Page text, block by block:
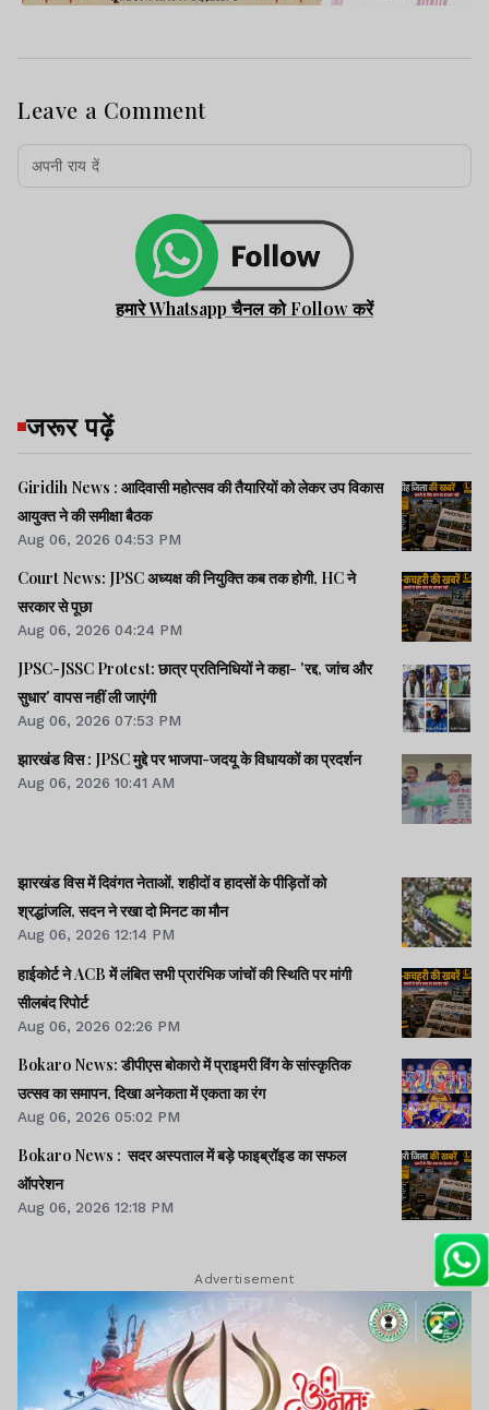
Leave a Comment
हमारे Whatsapp चैनल को Follow करें
जरूर पढ़ें
Giridih News : आदिवासी महोत्सव की तैयारियों को लेकर उप विकास
आयुक्त ने की समीक्षा बैठक
Aug 06, 2026 04:53 PM
Court News: JPSC अध्यक्ष की नियुक्ति कब तक होगी, HC ने
सरकार से पूछा
Aug 06, 2026 04:24 PM
JPSC-JSSC Protest: छात्र प्रतिनिधियों ने कहा- 'रद्द, जांच और
सुधार' वापस नहीं ली जाएंगी
Aug 06, 2026 07:53 PM
झारखंड विस : JPSC मुद्दे पर भाजपा-जदयू के विधायकों का प्रदर्शन
Aug 06, 2026 10:41 AM
झारखंड विस में दिवंगत नेताओं, शहीदों व हादसों के पीड़ितों को
श्रद्धांजलि, सदन ने रखा दो मिनट का मौन
Aug 06, 2026 12:14 PM
हाईकोर्ट ने ACB में लंबित सभी प्रारंभिक जांचों की स्थिति पर मांगी
सीलबंद रिपोर्ट
Aug 06, 2026 02:26 PM
Bokaro News: डीपीएस बोकारो में प्राइमरी विंग के सांस्कृतिक
उत्सव का समापन, दिखा अनेकता में एकता का रंग
Aug 06, 2026 05:02 PM
Bokaro News : सदर अस्पताल में बड़े फाइब्रॉइड का सफल
ऑपरेशन
Aug 06, 2026 12:18 PM
Advertisement